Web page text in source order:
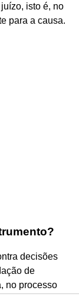
isto é, no
para a causa.
decisões
de
no processo